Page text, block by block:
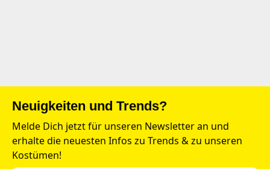
Neuigkeiten und Trends?
Melde Dich jetzt für unseren Newsletter an und
erhalte die neuesten Infos zu Trends & zu unseren
Kostümen!